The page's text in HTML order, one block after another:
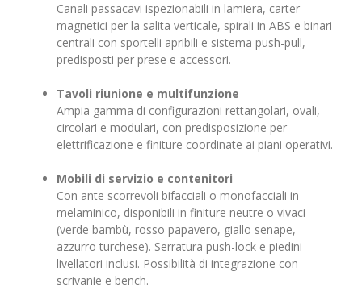
Canali passacavi ispezionabili in lamiera, carter
magnetici per la salita verticale, spirali in ABS e binari
centrali con sportelli apribili e sistema push-pull,
predisposti per prese e accessori.
Tavoli riunione e multifunzione
Ampia gamma di configurazioni rettangolari, ovali,
circolari e modulari, con predisposizione per
elettrificazione e finiture coordinate ai piani operativi.
Mobili di servizio e contenitori
Con ante scorrevoli bifacciali o monofacciali in
melaminico, disponibili in finiture neutre o vivaci
(verde bambù, rosso papavero, giallo senape,
azzurro turchese). Serratura push-lock e piedini
livellatori inclusi. Possibilità di integrazione con
scrivanie e bench.